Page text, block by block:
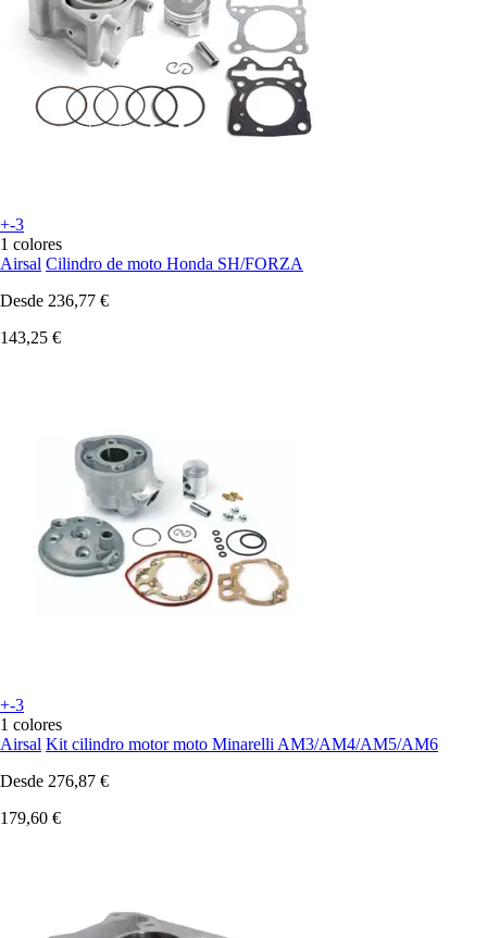
+-3
1 colores
Airsal Cilindro de moto Honda SH/FORZA
Desde 236,77 €
143,25 €
+-3
1 colores
Airsal Kit cilindro motor moto Minarelli AM3/AM4/AM5/AM6
Desde 276,87 €
179,60 €